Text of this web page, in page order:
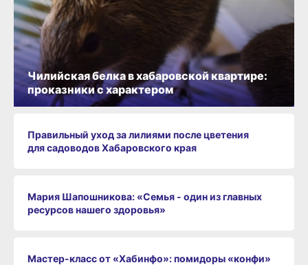
Правильный уход за лилиями после цветения
для садоводов Хабаровского края
Мария Шапошникова: «Семья - один из главных
ресурсов нашего здоровья»
Мастер-класс от «Хабинфо»: помидоры «конфи»
Чилийская белка в хабаровской квартире:
проказники с характером